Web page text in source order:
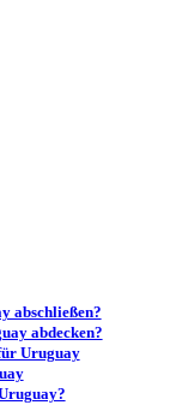
abschließen?
abdecken?
Uruguay